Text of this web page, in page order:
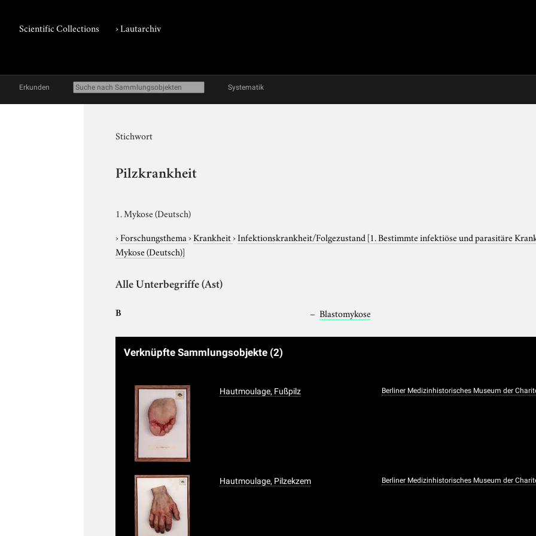
Scientific Collections ›Lautarchiv
Erkunden Systematik
Stichwort
Pilzkrankheit
1. Mykose (Deutsch)
›Forschungsthema›Krankheit›Infektionskrankheit/Folgezustand [1. Bestimmte infektiöse und parasitäre
Mykose (Deutsch)]
Alle Unterbegriffe (Ast)
B Blastomykose
Verknüpfte Sammlungsobjekte (2)
Hautmoulage, Fußpilz Berliner Medizinhistorisches Museum der
Hautmoulage, Pilzekzem Berliner Medizinhistorisches Museum der